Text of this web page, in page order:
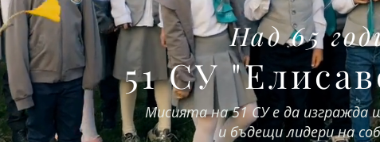
Над 65
51 СУ
Мисията на 51 СУ е да изгражда
и бъдещи лидери на